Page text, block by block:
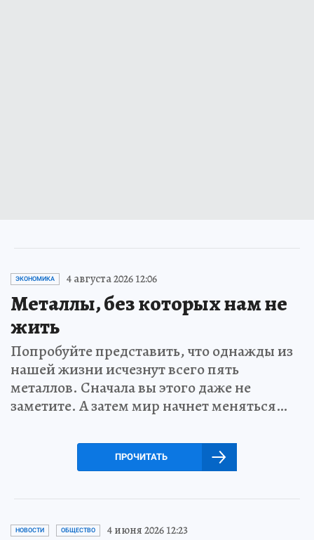
ЭКОНОМИКА 4 августа 2026 12:06
Металлы, без которых нам не
жить
Попробуйте представить, что однажды из
нашей жизни исчезнут всего пять
металлов. Сначала вы этого даже не
заметите. А затем мир начнет меняться…
ПРОЧИТАТЬ
НОВОСТИ ОБЩЕСТВО 4 июня 2026 12:23